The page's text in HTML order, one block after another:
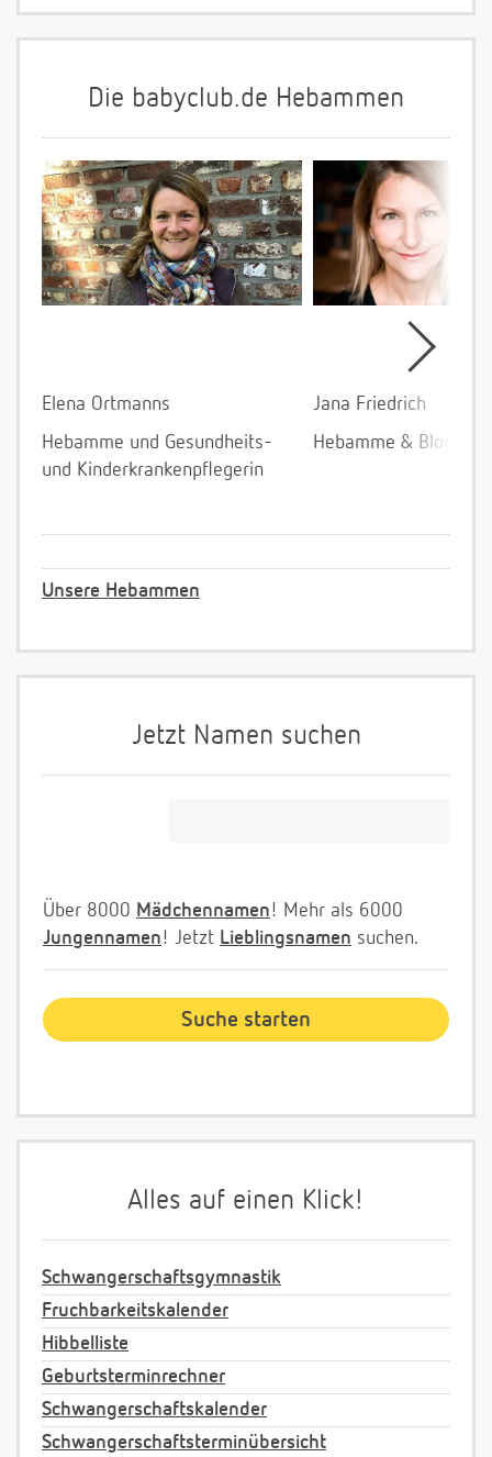
Die babyclub.de Hebammen
Elena Ortmanns
Hebamme und Gesundheits-
und Kinderkrankenpflegerin
Jana Friedrich
Hebamme &
Unsere Hebammen
Jetzt Namen suchen
Über 8000 Mädchennamen! Mehr als 6000
Jungennamen! Jetzt Lieblingsnamen suchen.
Alles auf einen Klick!
Schwangerschaftsgymnastik
Fruchbarkeitskalender
Hibbelliste
Geburtsterminrechner
Schwangerschaftskalender
Schwangerschaftsterminübersicht